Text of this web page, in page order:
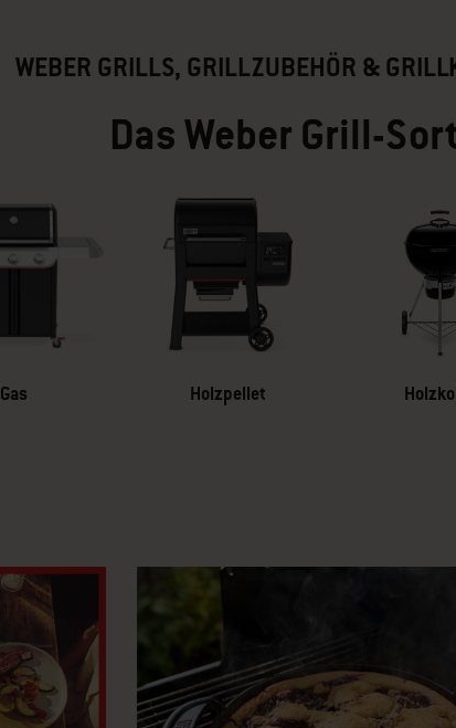
WEBER GRILLS, GRILLZUBEHÖR &
Das Weber Grill-
Gas Holzpellet